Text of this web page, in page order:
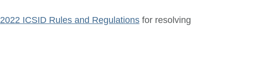
2022 ICSID Rules and Regulationsfor resolving